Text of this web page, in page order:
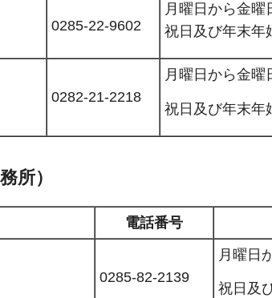
0285-22-9602
月曜日から金
祝日及び年末年
0282-21-2218
月曜日から金
祝日及び年末年
所）
電話番号
0285-82-2139
月曜日
祝日及